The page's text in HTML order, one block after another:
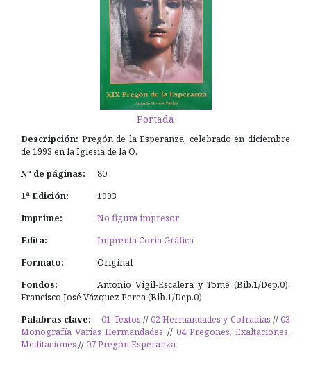
Portada
Descripción: Pregón de la Esperanza, celebrado en diciembre
de 1993 en la Iglesia de la O.
Nº de páginas:
80
1ª Edición:
1993
Imprime:
No figura impresor
Edita:
Imprenta Coria Gráfica
Formato:
Original
Fondos:
Antonio Vigil-Escalera y Tomé (Bib.1/Dep.0),
Francisco José Vázquez Perea (Bib.1/Dep.0)
Palabras clave:
01 Textos //02 Hermandades y Cofradías //03
Monografía Varias Hermandades // 04 Pregones, Exaltaciones,
Meditaciones //07 Pregón Esperanza